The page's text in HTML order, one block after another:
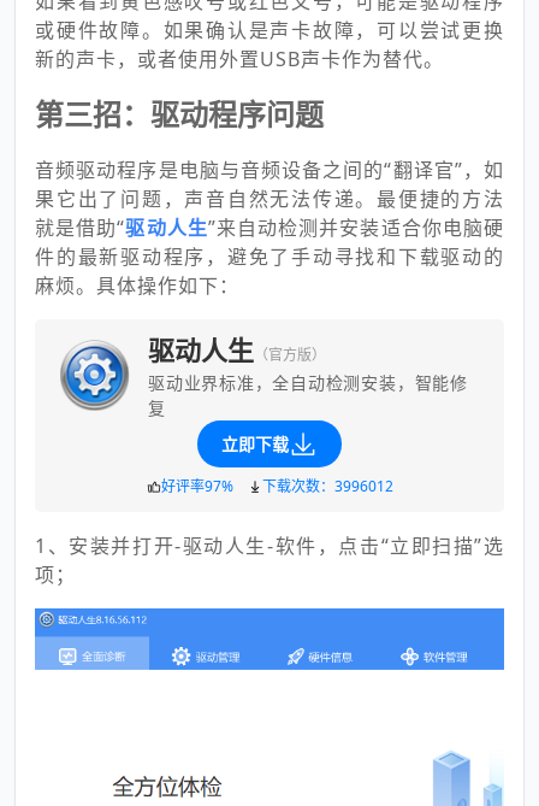
或硬件故障。如果确认是声卡故障，可以尝试更换
新的声卡，或者使用外置USB声卡作为替代。
第三招：驱动程序问题
音频驱动程序是电脑与音频设备之间的“翻译官”，如
果它出了问题，声音自然无法传递。最便捷的方法
就是借助“驱动人生”来自动检测并安装适合你电脑硬
件的最新驱动程序，避免了手动寻找和下载驱动的
麻烦。具体操作如下：
驱动人生 （官方版）
驱动业界标准，全自动检测安装，智能修
复
立即下载
好评率97% 下载次数：3996012
1、安装并打开-驱动人生-软件，点击“立即扫描”选
项；